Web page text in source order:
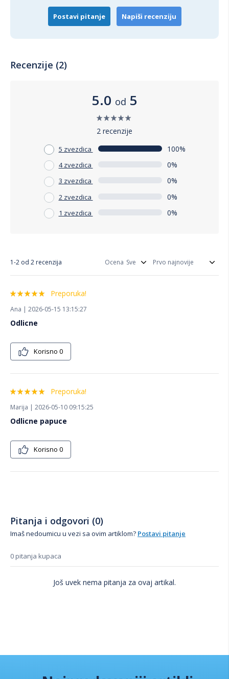
Postavi pitanje Napiši recenziju
Recenzije (2)
5.0 od 5
2 recenzije
5 zvezdica 100%
4 zvezdica 0%
3 zvezdica 0%
2 zvezdica 0%
1 zvezdica 0%
1-2 od 2 recenzija Ocena
Preporuka!
Ana | 2026-05-15 13:15:27
Odlicne
Korisno 0
Preporuka!
Marija | 2026-05-10 09:15:25
Odlicne papuce
Korisno 0
Pitanja i odgovori (0)
Imaš nedoumicu u vezi sa ovim artiklom? Postavi pitanje
0 pitanja kupaca
Još uvek nema pitanja za ovaj artikal.